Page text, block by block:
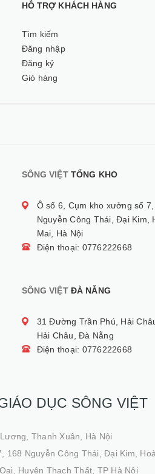
HỖ TRỢ KHÁCH HÀNG
Tìm kiếm
Đăng nhập
Đăng ký
Giỏ hàng
SÔNG VIỆTTỔNG KHO
Ô số 6, Cụm kho xưởng số
Nguyễn Công Thái, Đại Kim,
Mai, Hà Nội
Điện thoại: 0776222668
SÔNG VIỆTĐÀ NẴNG
31 Đường Trần Phú, Hải
Hải Châu, Đà Nẵng
Điện thoại: 0776222668
DỤC SÔNG VIỆT
Thanh Xuân, Hà Nội
168 Nguyễn Công Thái, Đại Kim,
Huyện Thạch Thất, TP Hà Nội